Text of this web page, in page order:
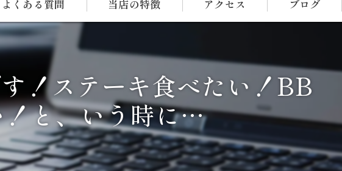
よくある質問 当店の特徴
ステーキ
BBQ
販売
持ち帰り
アクセス ブログ
！ステーキ食べたい！BB
！と、いう時に…